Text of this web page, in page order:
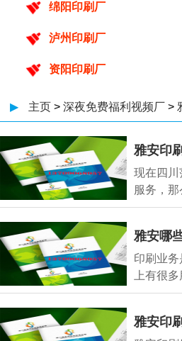
绵阳印刷厂
泸州印刷厂
资阳印刷厂
▶ 主页 > 深夜免费福利视频厂 >
雅安印
现在四川
服务
呢，雅
印刷业务
上有很
刷厂、